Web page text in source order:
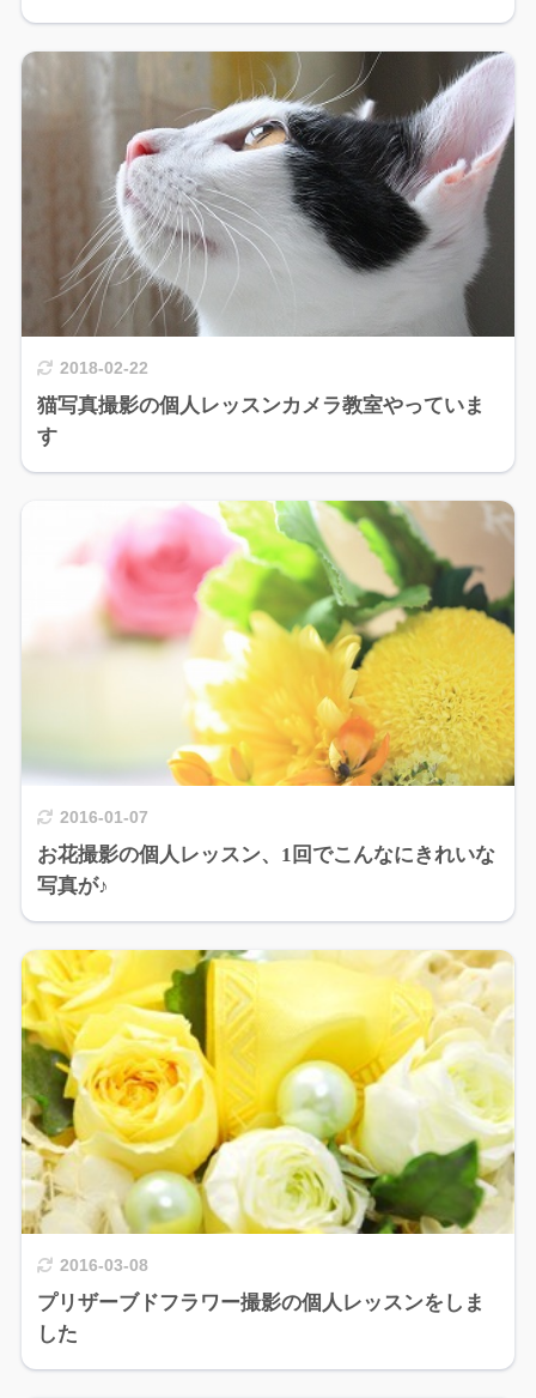
2018-02-22
猫写真撮影の個人レッスンカメラ教室やっていま
す
2016-01-07
お花撮影の個人レッスン、1回でこんなにきれいな
写真が♪
2016-03-08
プリザーブドフラワー撮影の個人レッスンをしま
した